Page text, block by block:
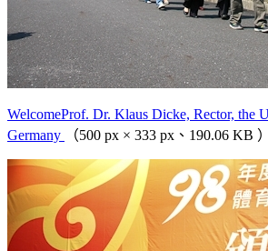
WelcomeProf. Dr. Klaus Dicke, Rector, the
Germany
（500 px × 333 px、190.06 KB ）